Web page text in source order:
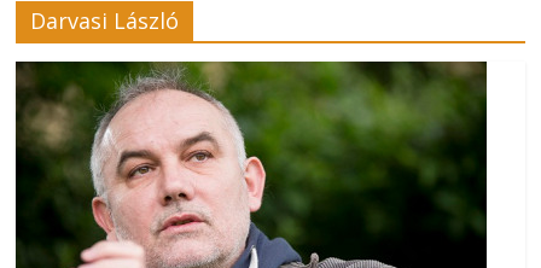
Darvasi László